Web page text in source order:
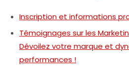
Inscription et informations
Témoignages sur les
Dévoilez votre marque et
performances !